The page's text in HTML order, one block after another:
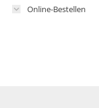
Online-Bestellen